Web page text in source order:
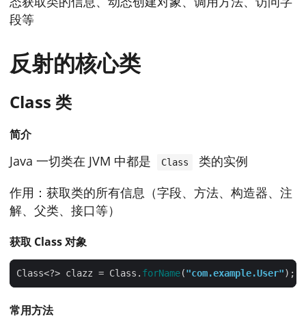
段等
反射的核心类
Class 类
简介
Java 一切类在 JVM 中都是 Class
类的实例
作用：获取类的所有信息（字段、方法、构造器、注
解、父类、接口等）
获取 Class 对象
Class<?> clazz = Class. forName("com.example.User"
常用方法